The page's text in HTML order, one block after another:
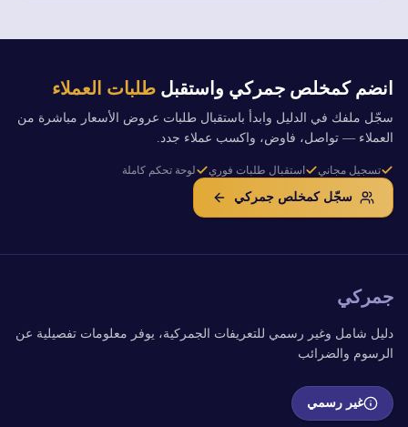
انضم كمخلص جمركي واستقبل طلبات العملاء
سجّل ملفك في الدليل وابدأ باستقبال طلبات عروض الأسعار مباشرة من
العملاء — تواصل، فاوض، واكسب عملاء جدد.
تسجيل مجاني استقبال طلبات فوري لوحة تحكم كاملة
سجّل كمخلص جمركي
جمركي
دليل شامل وغير رسمي للتعريفات الجمركية، يوفر معلومات تفصيلية عن
الرسوم والضرائب
غير رسمي